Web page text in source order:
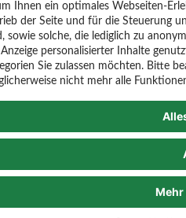
von 07:30 –
| Winsen | Glinde
finden keine
uns auf Deinen